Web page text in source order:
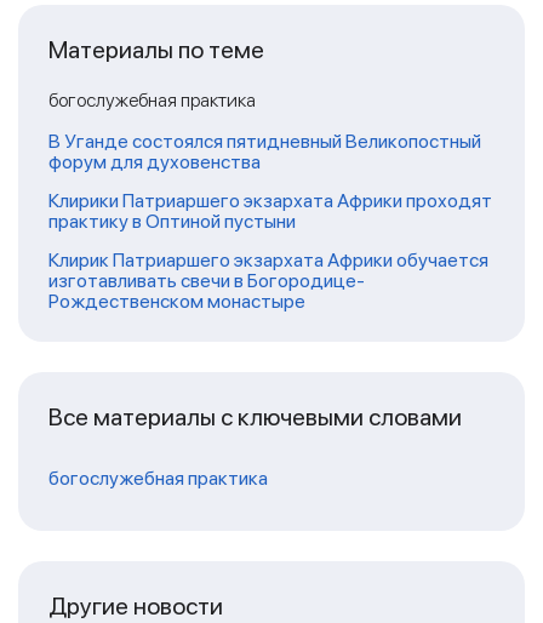
Материалы по теме
богослужебная практика
В Уганде состоялся пятидневный Великопостный
форум для духовенства
Клирики Патриаршего экзархата Африки проходят
практику в Оптиной пустыни
Клирик Патриаршего экзархата Африки обучается
изготавливать свечи в Богородице-
Рождественском монастыре
Все материалы с ключевыми словами
богослужебная практика
Другие новости